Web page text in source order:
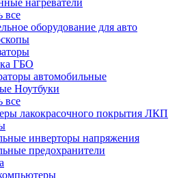
нагреватели
все
оборудование для авто
ГБО
автомобильные
Ноутбуки
все
лакокрасочного покрытия ЛКП
инверторы напряжения
предохранители